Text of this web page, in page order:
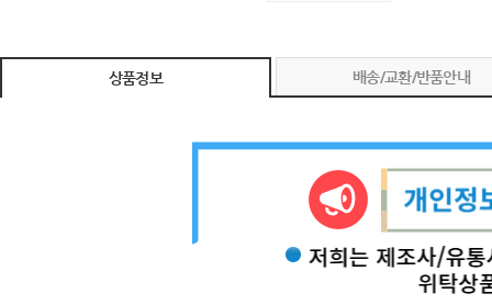
상품정보 배송/교환/반품안내